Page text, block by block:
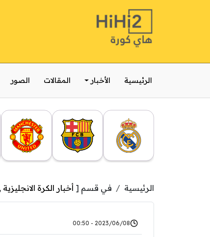
الرئيسية الأخبار المقالات الصور
الرئيسية في قسم [ أخبار الكرة الانجليزية ,
2023/06/08 - 00:50